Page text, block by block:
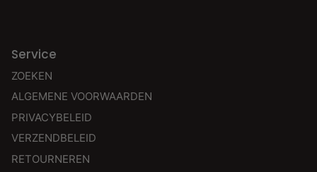
Service
ZOEKEN
ALGEMENE VOORWAARDEN
PRIVACYBELEID
VERZENDBELEID
RETOURNEREN